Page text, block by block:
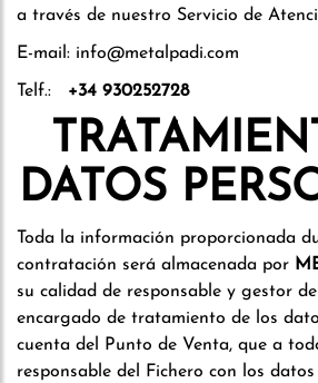
a través de nuestro Servicio de
E-mail: info@metalpadi.com
Telf.: +34 930252728
DATOS
Toda la información proporcionada
contratación será almacenada por
su calidad de responsable y gestor
encargado de tratamiento de los
cuenta del Punto de Venta, que a
responsable del Fichero con los